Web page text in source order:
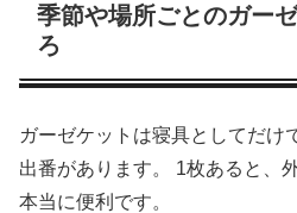
季節や場所ごとのガー
ろ
ガーゼケットは寝具としてだけ
出番があります。 1枚あると、
本当に便利です。